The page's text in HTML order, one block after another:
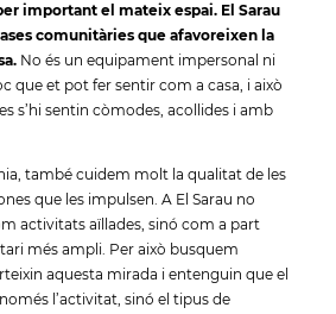
important el mateix espai. El Sarau
comunitàries que afavoreixen la
No és un equipament impersonal ni
que et pot fer sentir com a casa, i això
s’hi sentin còmodes, acollides i amb
també cuidem molt la qualitat de les
que les impulsen. A El Sarau no
activitats aïllades, sinó com a part
més ampli. Per això busquem
aquesta mirada i entenguin que el
l’activitat, sinó el tipus de